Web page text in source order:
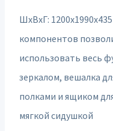
ШxВxГ:
компонентов
использовать весь
зеркалом, вешалка
полками и ящиком
мягкой сидушкой